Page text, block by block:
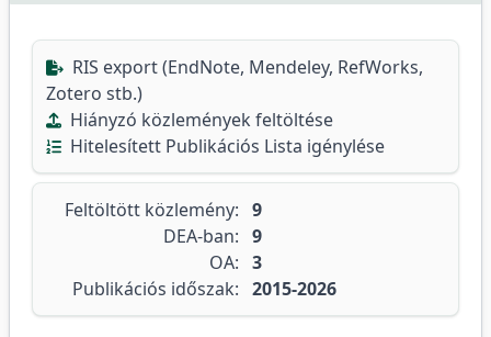
RIS export (EndNote, Mendeley, RefWorks,
Zotero stb.)
Hiányzó közlemények feltöltése
Hitelesített Publikációs Lista igénylése
Feltöltött közlemény: 9
DEA-ban: 9
OA: 3
Publikációs időszak: 2015-2026